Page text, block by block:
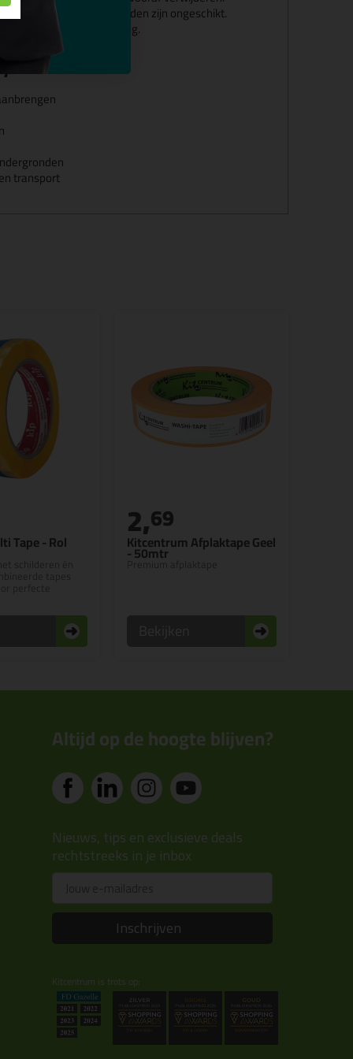
Bitumineuze ondergronden zijn ongeschikt.
geen goede aanhechting.
Exterior
transport
Tape - Rol Kitcentrum Afplaktape Geel
- 50mtr
Premium afplaktape
2,69
Altijd op de hoogte blijven?
Nieuws, tips en exclusieve deals
rechtstreeks in je inbox
Inschrijven
Kitcentrum is trots op: